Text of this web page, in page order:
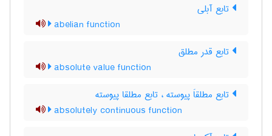
تابع آبلی
abelian function
تابع قدر مطلق
absolute value function
تابع مطلقاَ پیوسته ، تابع مطلقا پیوسته
absolutely continuous function